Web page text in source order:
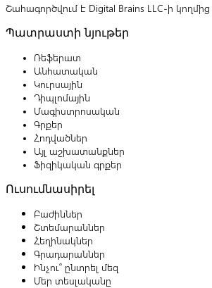
Շահագործվում է Digital Brains LLC-ի կողմից
Պատրաստի նյութեր
Ռեֆերատ
Անհատական
Կուրսային
Դիպլոմային
Մագիստրոսական
Գրքեր
Հոդվածներ
Այլ աշխատանքներ
Ֆիզիկական գրքեր
Ուսումնասիրել
Բաժիններ
Շտեմարաններ
Հեղինակներ
Գրադարաններ
Ինչու՞ ընտրել մեզ
Մեր տեսլականը